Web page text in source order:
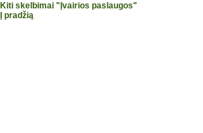
Kiti skelbimai "Įvairios paslaugos"
Į pradžią